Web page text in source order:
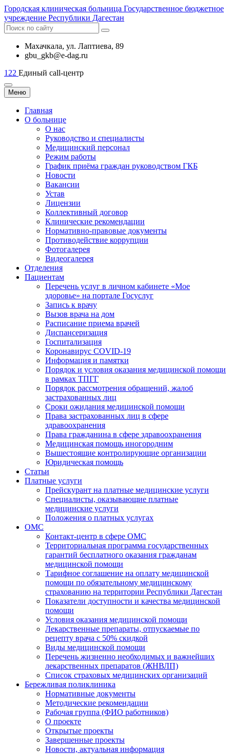
Городская клиническая больница Государственное бюджетное
учреждение Республики Дагестан
Махачкала, ​ул. Лаптиева, 89
gbu_gkb@e-dag.ru
122 Единый call-центр
Меню
Главная
О больнице
О нас
Руководство и специалисты
Медицинский персонал
Режим работы
График приёма граждан руководством ГКБ
Новости
Вакансии
Устав
Лицензии
Коллективный договор
Клинические рекомендации
Нормативно-правовые документы
Противодействие коррупции
Фотогалерея
Видеогалерея
Отделения
Пациентам
Перечень услуг в личном кабинете «Мое
здоровье» на портале Госуслуг
Запись к врачу
Вызов врача на дом
Расписание приема врачей
Диспансеризация
Госпитализация
Коронавирус COVID-19
Информация и памятки
Порядок и условия оказания медицинской помощи
в рамках ТПГГ
Порядок рассмотрения обращений, жалоб
застрахованных лиц
Сроки ожидания медицинской помощи
Права застрахованных лиц в сфере
здравоохранения
Права гражданина в сфере здравоохранения
Медицинская помощь иногородним
Вышестоящие контролирующие организации
Юридическая помощь
Статьи
Платные услуги
Прейскурант на платные медицинские услуги
Специалисты, оказывающие платные
медицинские услуги
Положения о платных услугах
ОМС
Контакт-центр в сфере ОМС
Территориальная программа государственных
гарантий бесплатного оказания гражданам
медицинской помощи
Тарифное соглашение на оплату медицинской
помощи по обязательному медицинскому
страхованию на территории Республики Дагестан
Показатели доступности и качества медицинской
помощи
Условия оказания медицинской помощи
Лекарственные препараты, отпускаемые по
рецепту врача с 50% скидкой
Виды медицинской помощи
Перечень жизненно необходимых и важнейших
лекарственных препаратов (ЖНВЛП)
Список страховых медицинских организаций
Бережливая поликлиника
Нормативные документы
Методические рекомендации
Рабочая группа (ФИО работников)
О проекте
Открытые проекты
Завершенные проекты
Новости, актуальная информация